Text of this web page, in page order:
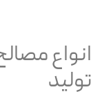
انواع
تولید